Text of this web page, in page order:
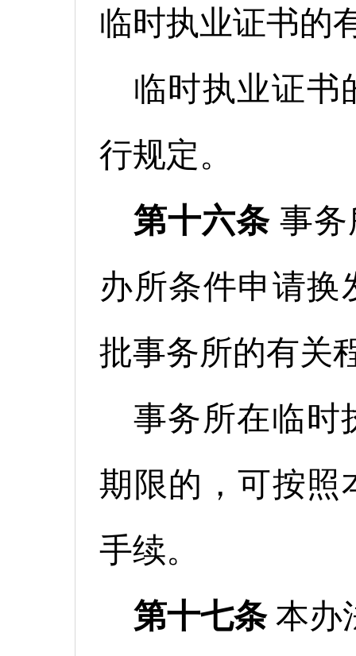
临时执业证书的
临时执业证书
行规定。
第十六条事务
办所条件申请换
批事务所的有关
事务所在临时
期限的，可按照
手续。
第十七条本办